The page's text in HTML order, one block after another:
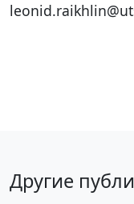
Другие